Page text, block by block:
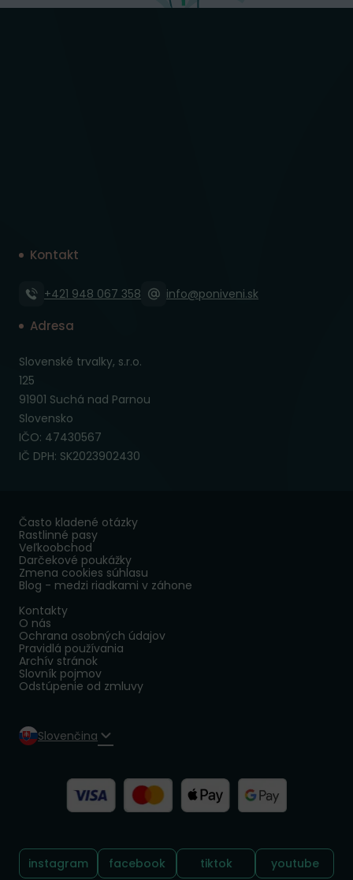
Kontakt
+421 948 067 358 info@poniveni.sk
Adresa
Slovenské trvalky, s.r.o.
125
91901 Suchá nad Parnou
Slovensko
IČO: 47430567
IČ DPH: SK2023902430
Často kladené otázky
Rastlinné pasy
Veľkoobchod
Darčekové poukážky
Zmena cookies súhlasu
Blog - medzi riadkami v záhone
Kontakty
O nás
Ochrana osobných údajov
Pravidlá používania
Archív stránok
Slovník pojmov
Odstúpenie od zmluvy
Slovenčina
Sledujte nás:
instagram facebook tiktok youtube